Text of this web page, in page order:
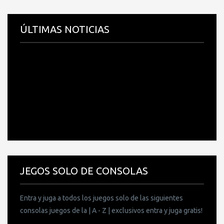
ÚLTIMAS NOTICIAS
JEGOS SOLO DE CONSOLAS
Entra y juga a todos los juegos solo de las siguientes
consolas juegos de la | A - Z | exclusivos entra y juga gratis!